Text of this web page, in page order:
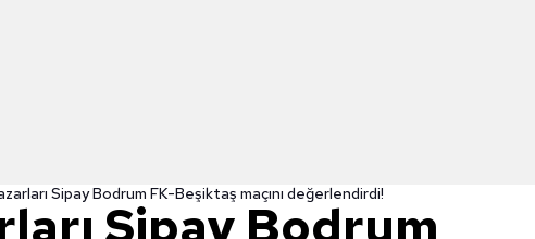
Sipay Bodrum FK-Beşiktaş maçını değerlendirdi!
Sipay Bodrum